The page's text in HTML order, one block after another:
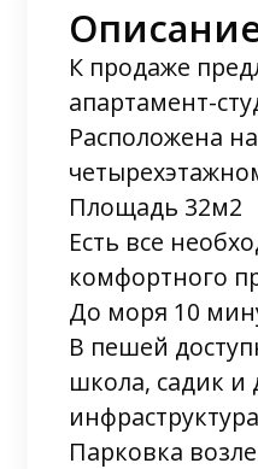
К продаже
апартамент-
Расположена
Площадь 32м2
Есть все
комфортного
До моря 10
В пешей
школа, садик и
инфраструктура
Парковка